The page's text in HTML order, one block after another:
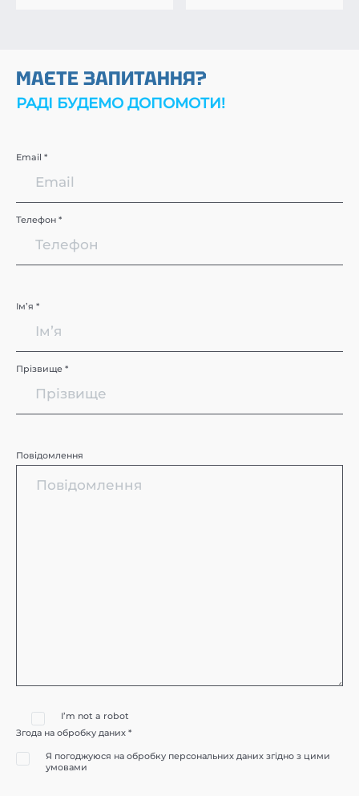
МАЄТЕ ЗАПИТАННЯ?
РАДІ БУДЕМО ДОПОМОТИ!
Email *
Телефон *
Імʼя *
Прізвище *
Повідомлення
I’m not a robot
Згода на обробку даних *
Я погоджуюся на обробку персональних даних згідно з цими
умовами